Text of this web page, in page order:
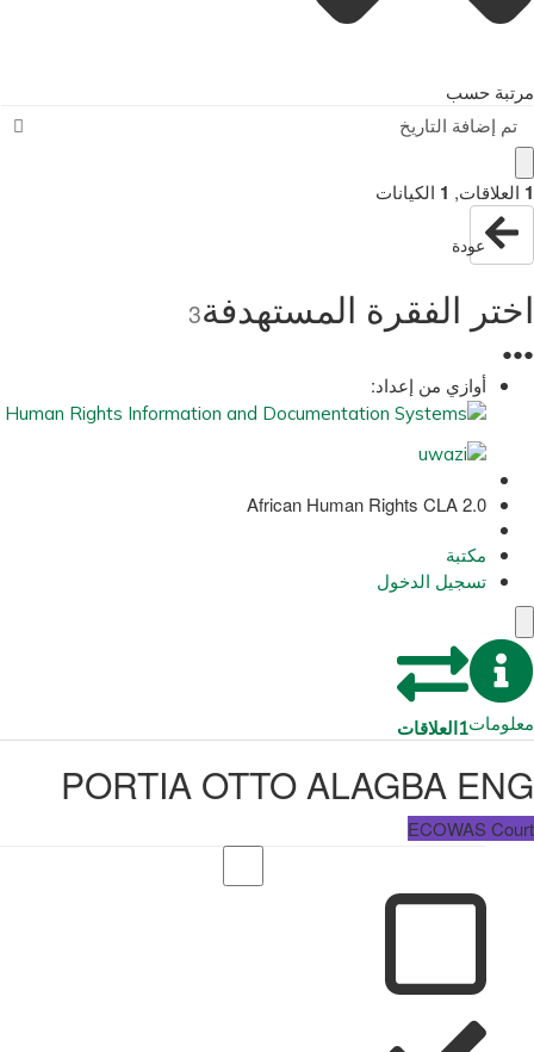
مرتبة حسب
تم إضافة التاريخ
1 العلاقات,
1 الكيانات
عودة
اختر الفقرة المستهدفة3
●
●
●
أوازي من إعداد:
African Human Rights CLA 2.0
مكتبة
تسجيل الدخول
معلومات1العلاقات
PORTIA OTTO ALAGBA ENG
ECOWAS Court